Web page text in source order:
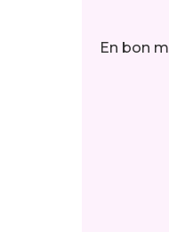
En bon